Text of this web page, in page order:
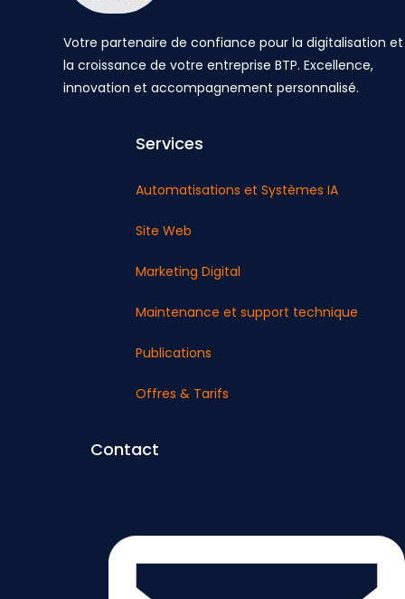
Votre partenaire de confiance pour la digitalisation et
la croissance de votre entreprise BTP. Excellence,
innovation et accompagnement personnalisé.
Services
Automatisations et Systèmes IA
Site Web
Marketing Digital
Maintenance et support technique
Publications
Offres & Tarifs
Contact